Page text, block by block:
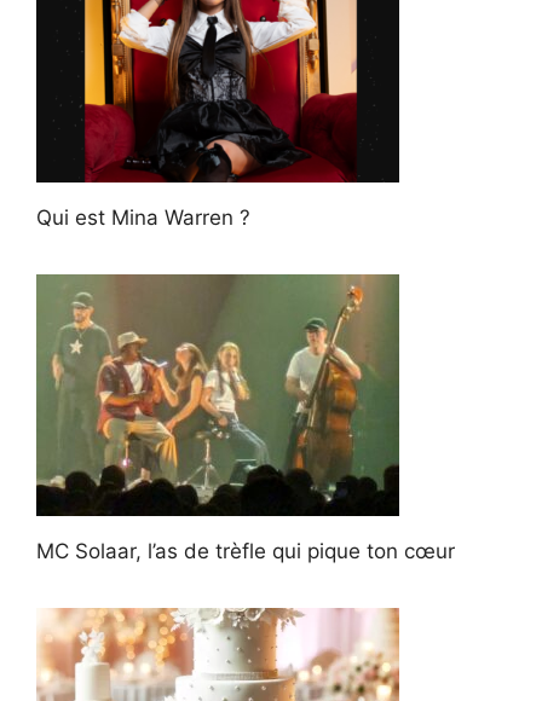
Qui est Mina Warren ?
MC Solaar, l’as de trèfle qui pique ton cœur